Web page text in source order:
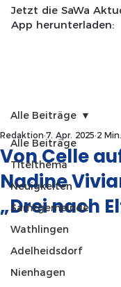
Jetzt die SaWa
App herunterladen:
Alle Beiträge
Titelthema
Neuigkeiten
Samtgemeinde
Wathlingen
Adelheidsdorf
Nienhagen
Alle Beiträge
Von Celle
Nadine
„Drei nach
Redaktion 7. Apr. 2025 2